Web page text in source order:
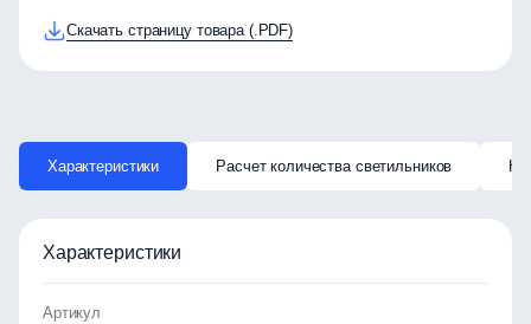
Скачать страницу товара (.PDF)
Характеристики Расчет количества светильников
Характеристики
Артикул